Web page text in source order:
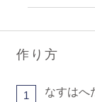
作り方
1
なすはへ